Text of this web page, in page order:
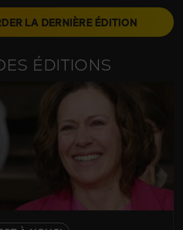
LA DERNIÈRE ÉDITION
ÉDITIONS